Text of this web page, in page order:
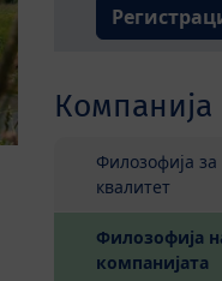
Компанија
Филозофија за
квалитет
Филозофија
компанијата